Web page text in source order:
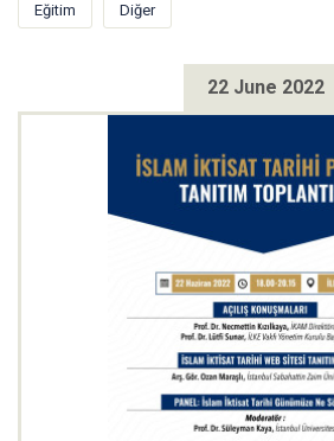
Eğitim
Diğer
22 June 2022